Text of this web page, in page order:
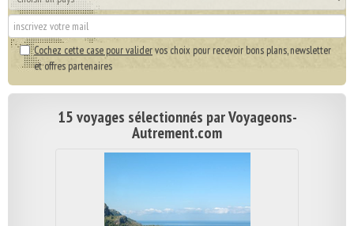
Cochez cette case pour validervos choix pour recevoir bons plans, newsletter
et offres partenaires
15 voyages sélectionnés par Voyageons-
Autrement.com